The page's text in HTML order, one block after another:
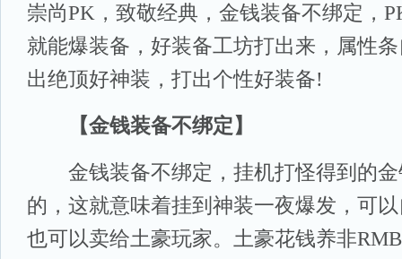
崇尚PK，致敬经典，金钱装备不绑定，
就能爆装备，好装备工坊打出来，属性
出绝顶好神装，打出个性好装备!
【金钱装备不绑定】
金钱装备不绑定，挂机打怪得到的金
的，这就意味着挂到神装一夜爆发，可
也可以卖给土豪玩家。土豪花钱养非